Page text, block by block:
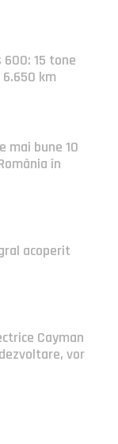
600: 15 tone
km
mai bune 10
în
acoperit
Cayman
vor